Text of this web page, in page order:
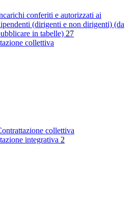
conferiti e autorizzati ai
(dirigenti e non dirigenti) (da
in tabelle) 27
collettiva
collettiva
integrativa 2